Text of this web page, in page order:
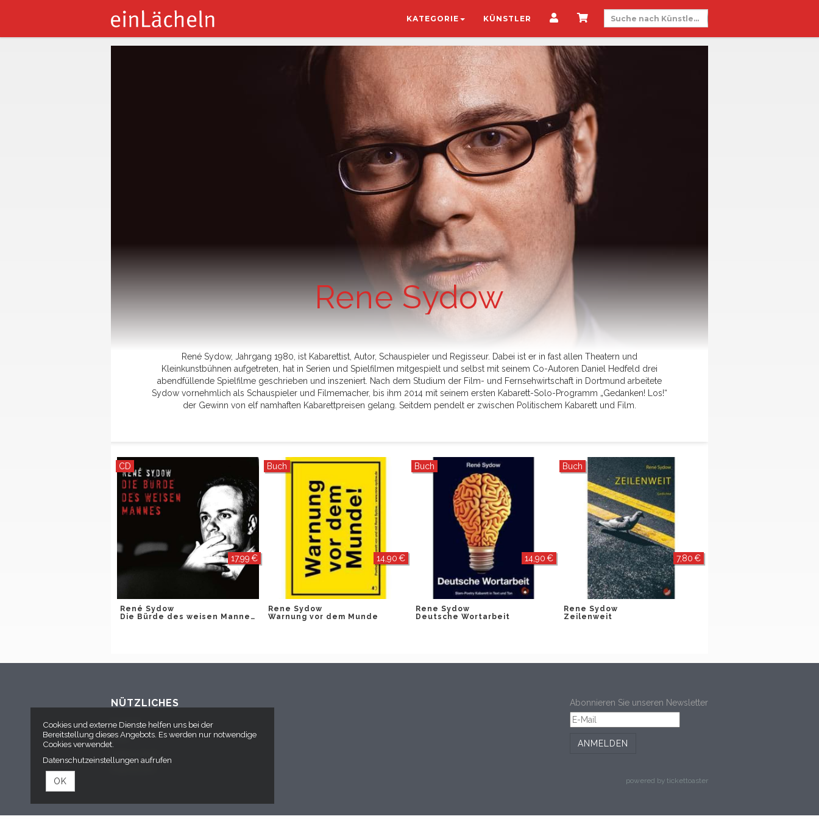
KATEGORIE KÜNSTLER
Rene Sydow
René Sydow, Jahrgang 1980, ist Kabarettist, Autor, Schauspieler und Regisseur. Dabei ist er in fast allen Theatern und
Kleinkunstbühnen aufgetreten, hat in Serien und Spielfilmen mitgespielt und selbst mit seinem Co-Autoren Daniel Hedfeld drei
abendfüllende Spielfilme geschrieben und inszeniert. Nach dem Studium der Film- und Fernsehwirtschaft in Dortmund arbeitete
Sydow vornehmlich als Schauspieler und Filmemacher, bis ihm 2014 mit seinem ersten Kabarett-Solo-Programm „Gedanken! Los!“
der Gewinn von elf namhaften Kabarettpreisen gelang. Seitdem pendelt er zwischen Politischem Kabarett und Film.
CD
17,99 €
René Sydow
Die Bürde des weisen Mannes
Buch
14,90 €
Rene Sydow
Warnung vor dem Munde
Buch
14,90 €
Rene Sydow
Deutsche Wortarbeit
Buch
7,80 €
Rene Sydow
Zeilenweit
NÜTZLICHES
Kontakt
AGB
Abonnieren Sie unseren Newsletter
ANMELDEN
powered by tickettoaster
Cookies und externe Dienste helfen uns bei der
Bereitstellung dieses Angebots. Es werden nur notwendige
Cookies verwendet.
Datenschutzeinstellungen aufrufen
OK